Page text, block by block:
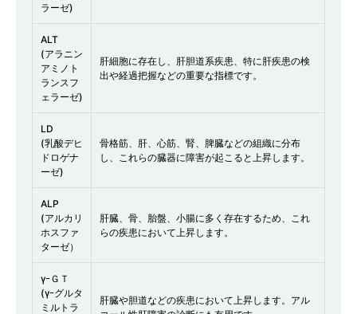
ラーゼ)
ALT
(アラニン
アミノト
ランスフ
ェラーゼ)
肝細胞に存在し、肝胆道系疾患、特に肝疾患の検
出や経過把握などの重要な指標です。
LD
(乳酸デヒ
ドロゲナ
ーゼ)
骨格筋、肝、心筋、腎、脾臓などの組織に分布
し、これらの臓器に障害が起こると上昇します。
ALP
(アルカリ
ホスファ
ターゼ）
肝臓、骨、胎盤、小腸に多く存在するため、これ
らの疾患において上昇します。
γｰＧＴ
(γｰグルタ
ミルトラ
肝臓や胆道などの疾患において上昇します。アル